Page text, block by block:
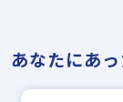
※入社時
の方も積
あなたにあ